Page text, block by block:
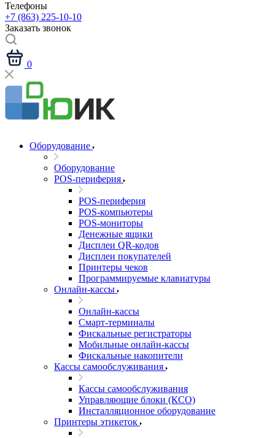
Телефоны
+7 (863) 225-10-10
Заказать звонок
0
Оборудование
Оборудование
POS-периферия
POS-периферия
POS-компьютеры
POS-мониторы
Денежные ящики
Дисплеи QR-кодов
Дисплеи покупателей
Принтеры чеков
Программируемые клавиатуры
Онлайн-кассы
Онлайн-кассы
Смарт-терминалы
Фискальные регистраторы
Мобильные онлайн-кассы
Фискальные накопители
Кассы самообслуживания
Кассы самообслуживания
Управляющие блоки (КСО)
Инсталляционное оборудование
Принтеры этикеток